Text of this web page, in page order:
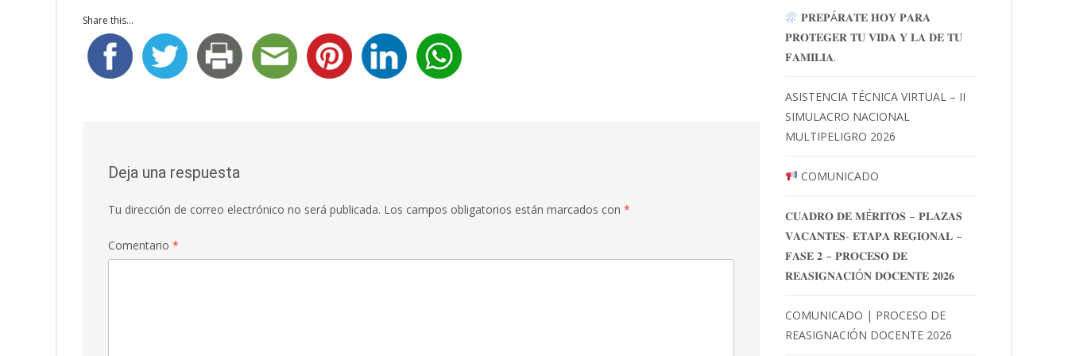
Share this...
Deja una respuesta
Tu dirección de correo electrónico no será publicada. Los campos obligatorios están marcados con *
Comentario *
𝐏𝐑𝐄𝐏Á𝐑𝐀𝐓𝐄 𝐇𝐎𝐘 𝐏𝐀𝐑𝐀
𝐏𝐑𝐎𝐓𝐄𝐆𝐄𝐑 𝐓𝐔 𝐕𝐈𝐃𝐀 𝐘 𝐋𝐀 𝐃𝐄 𝐓𝐔
𝐅𝐀𝐌𝐈𝐋𝐈𝐀.
ASISTENCIA TÉCNICA VIRTUAL – II
SIMULACRO NACIONAL
MULTIPELIGRO 2026
COMUNICADO
𝐂𝐔𝐀𝐃𝐑𝐎 𝐃𝐄 𝐌É𝐑𝐈𝐓𝐎𝐒 – 𝐏𝐋𝐀𝐙𝐀𝐒
𝐕𝐀𝐂𝐀𝐍𝐓𝐄𝐒- 𝐄𝐓𝐀𝐏𝐀 𝐑𝐄𝐆𝐈𝐎𝐍𝐀𝐋 –
𝐅𝐀𝐒𝐄 𝟐 – 𝐏𝐑𝐎𝐂𝐄𝐒𝐎 𝐃𝐄
𝐑𝐄𝐀𝐒𝐈𝐆𝐍𝐀𝐂𝐈Ó𝐍 𝐃𝐎𝐂𝐄𝐍𝐓𝐄 𝟐𝟎𝟐𝟔
COMUNICADO | PROCESO DE
REASIGNACIÓN DOCENTE 2026